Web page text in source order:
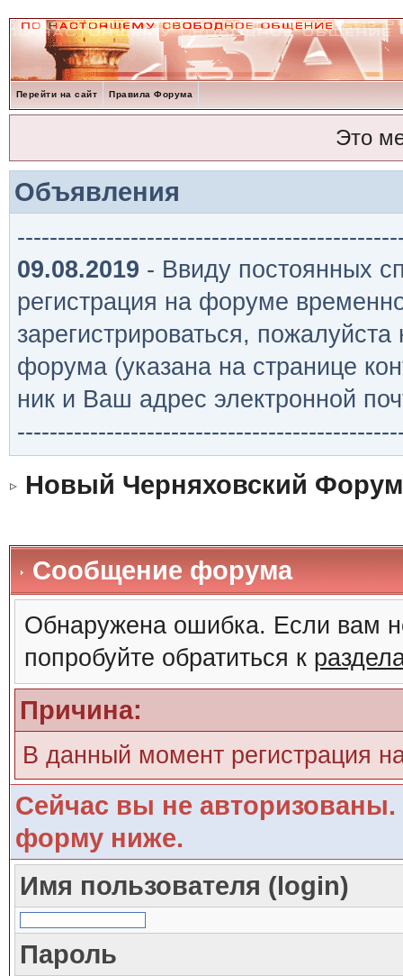
Перейти на сайт Правила Форума
Это
Объявления
09.08.2019 - Ввиду постоянных
регистрация на форуме
зарегистрироваться,
форума (указана на странице
ник и Ваш адрес электронной
Новый Черняховский Форум
Сообщение форума
Обнаружена ошибка. Если вам
попробуйте обратиться к
Причина:
В данный момент регистрация
Сейчас вы не авторизованы.
форму ниже.
Имя пользователя (login)
Пароль